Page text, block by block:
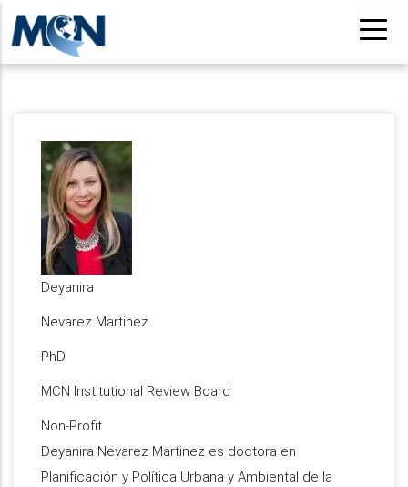
Pasar
contenido
Deyanira
Nevarez Martinez
PhD
MCN Institutional Review Board
Non-Profit
Deyanira Nevarez Martinez es doctora en
Planificación y Política Urbana y Ambiental de la